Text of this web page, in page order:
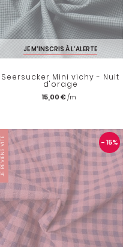
JE M'INSCRIS À L'ALERTE
Seersucker Mini vichy - Nuit
d'orage
15,00 €
JE REVIENS VITE - 15%